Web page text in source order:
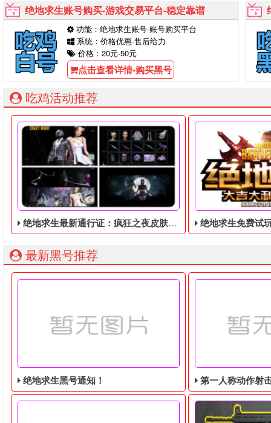
绝地求生账号购买-游戏交易平台-稳定靠谱
功能：绝地求生账号-账号购买平台
系统：价格优惠-售后给力
价格：20元-50元
点击查看详情-购买黑号
吃鸡活动推荐
绝地求生最新通行证：疯狂之夜皮肤暴露！将于9月8日推出！ 绝地求生免费试玩，
最新黑号推荐
绝地求生黑号通知！ 第一人称动作射击游戏《绝地